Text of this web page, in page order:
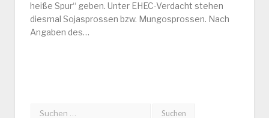
heiße Spur“ geben. Unter EHEC-Verdacht stehen
diesmal Sojasprossen bzw. Mungosprossen. Nach
Angaben des…